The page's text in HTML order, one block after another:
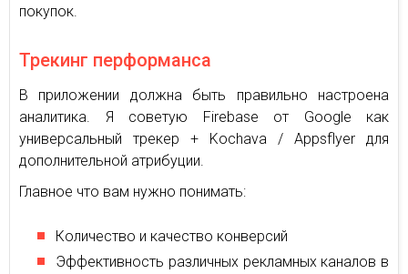
покупок.
Трекинг перформанса
В приложении должна быть правильно настроена
аналитика. Я советую Firebase от Google как
универсальный трекер + Kochava / Appsflyer для
дополнительной атрибуции.
Главное что вам нужно понимать:
Количество и качество конверсий
Эффективность различных рекламных каналов в